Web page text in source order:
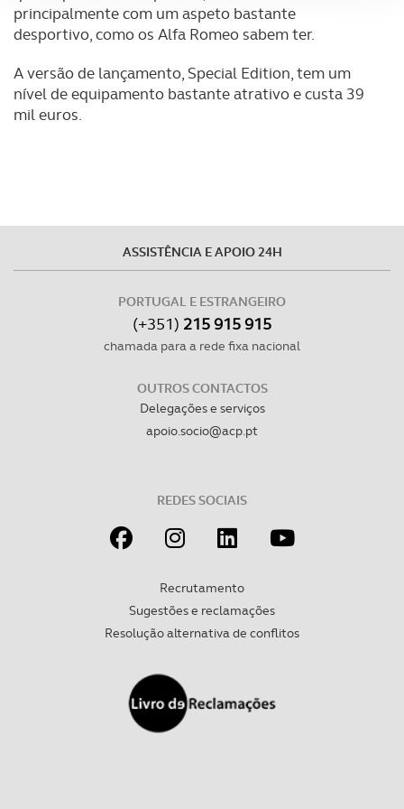
Adicionalmente partilhamos informação, relativa à sua
parceiros e organizações na UE e em países terceiros.
O ACP garantirá que as transferências internacionais de
Realçamos que o bloqueio de certo tipo de Cookies e
tecnologias similares pode ter impacto na sua
experiência de navegação no Website e nos serviços
Consulte a política de cookies do site.
principalmente com um aspeto bastante
desportivo, como os Alfa Romeo sabem ter.
A versão de lançamento, Special Edition, tem um
nível de equipamento bastante atrativo e custa 39
mil euros.
ASSISTÊNCIA E APOIO 24H
PORTUGAL E ESTRANGEIRO
(+351) 215 915 915
chamada para a rede fixa nacional
OUTROS CONTACTOS
Delegações e serviços
apoio.socio@acp.pt
REDES SOCIAIS
Recrutamento
Sugestões e reclamações
Resolução alternativa de conflitos